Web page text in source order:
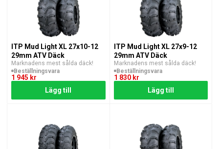
ITP Mud Light XL 27x10-12
29mm ATV Däck
Marknadens mest sålda däck!
Beställningsvara
1 945 kr
Lägg till
ITP Mud Light XL 27x9-12
29mm ATV Däck
Marknadens mest sålda däck!
Beställningsvara
1 830 kr
Lägg till